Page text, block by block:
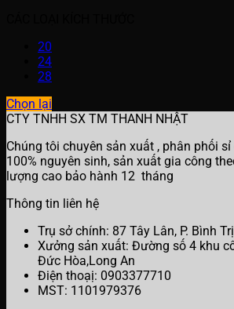
20
24
28
Chọn lại
CTY TNHH SX TM THANH NHẬT
Chúng tôi chuyên sản xuất , phân phối
100% nguyên sinh, sản xuất gia công
lượng cao bảo hành 12 tháng
Thông tin liên hệ
Trụ sở chính: 87 Tây Lân, P. Bình
Xưởng sản xuất: Đường số 4 khu
Đức Hòa,Long An
Điện thoạị: 0903377710
MST: 1101979376